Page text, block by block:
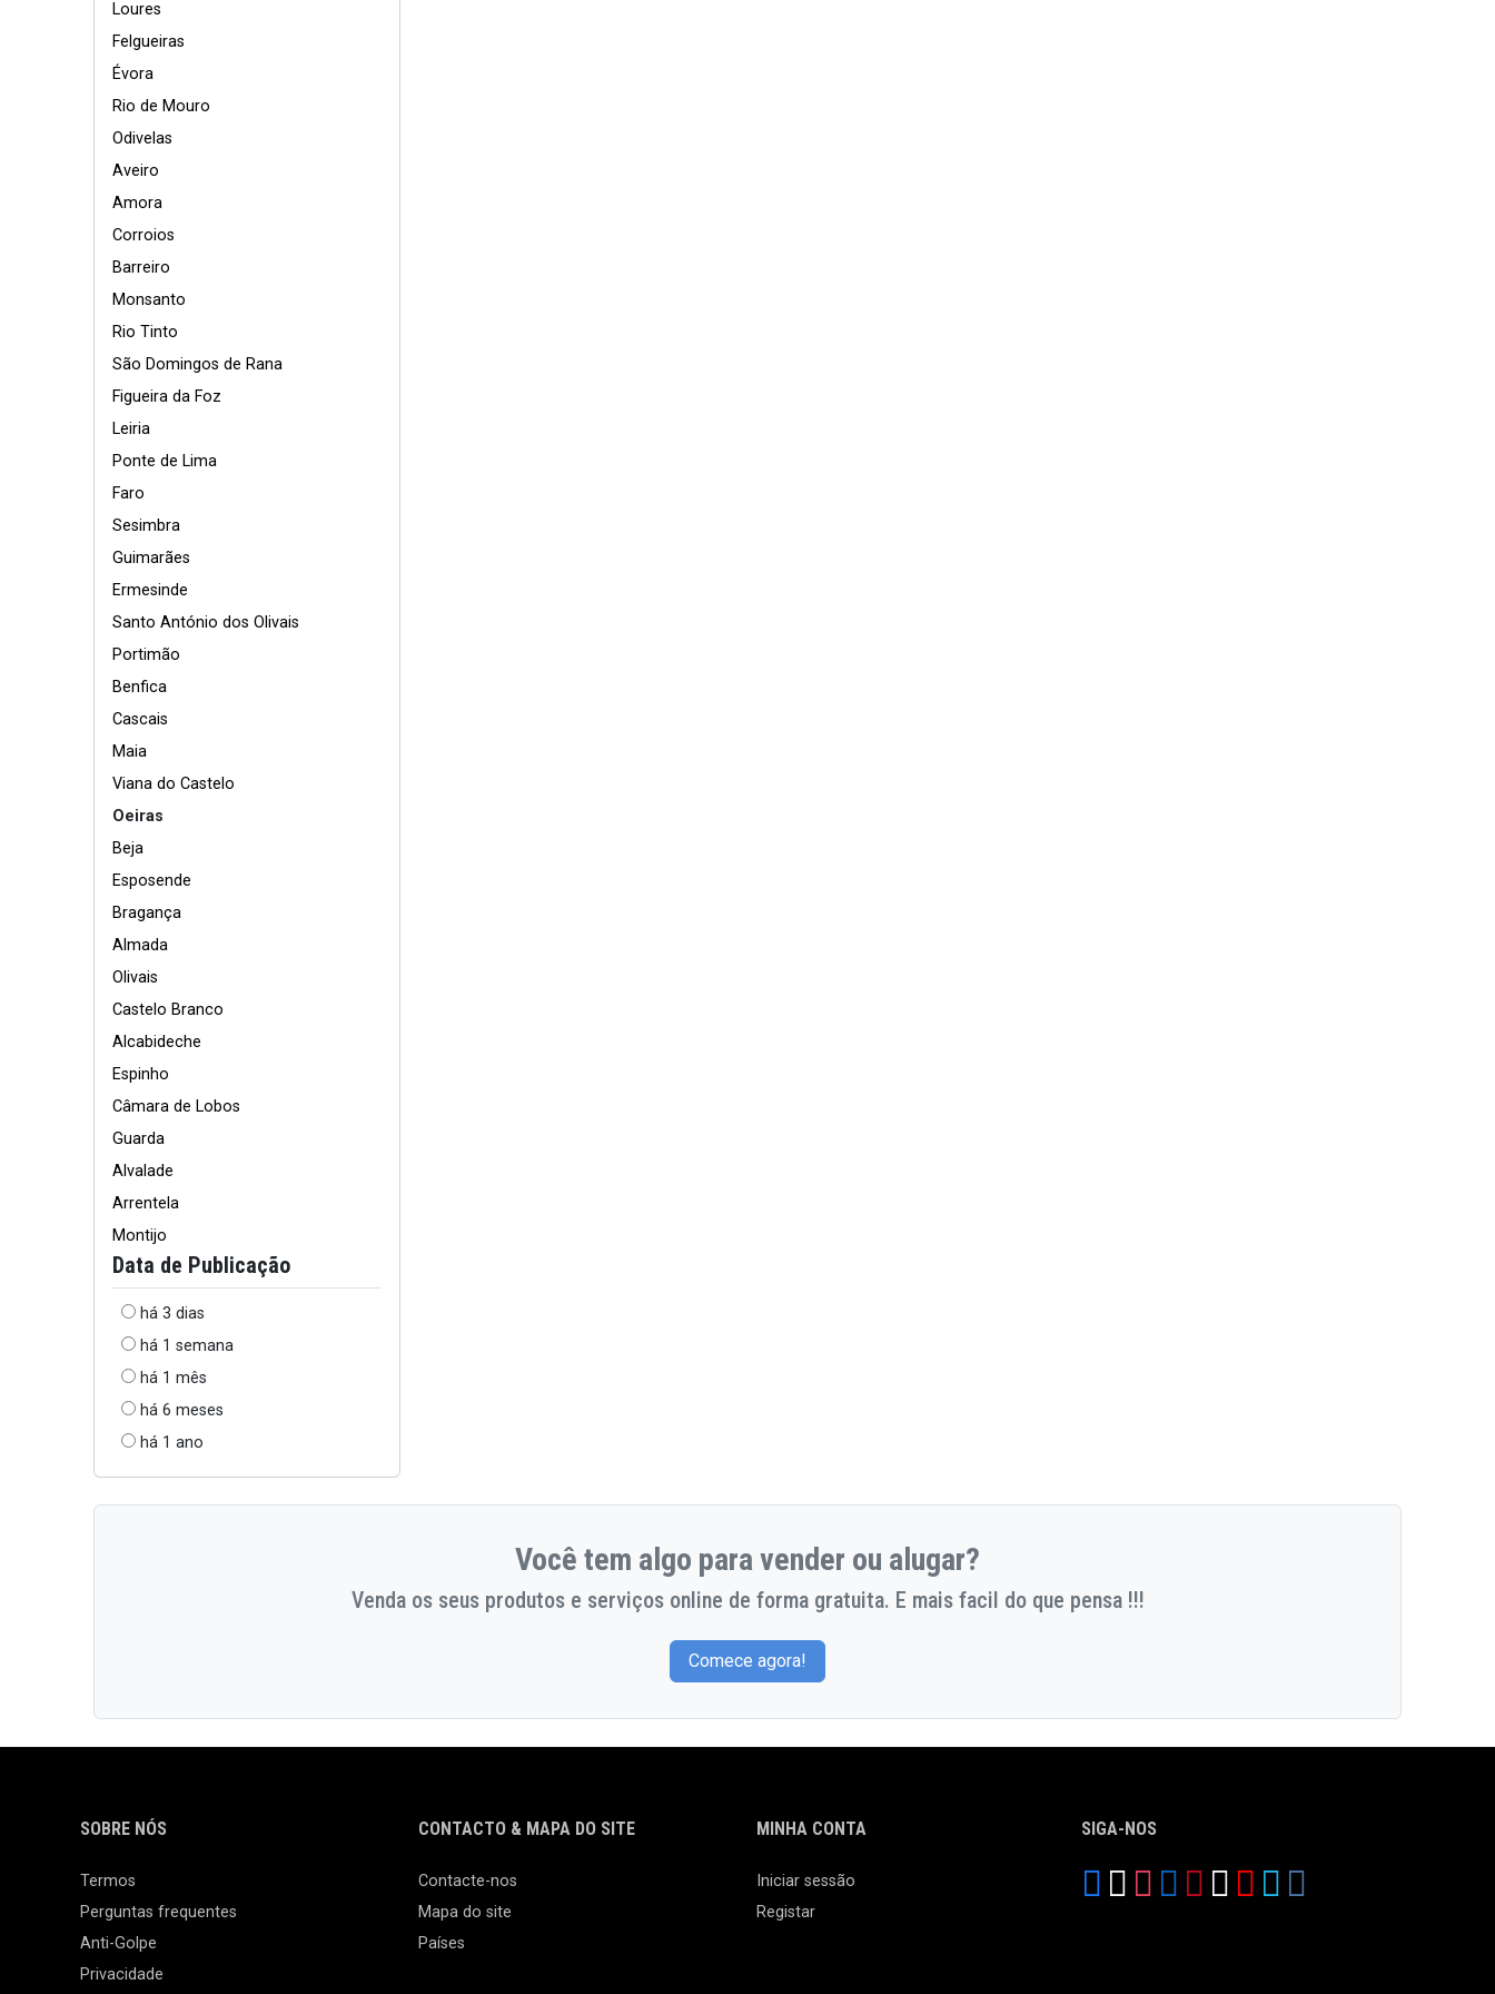
Loures
Felgueiras
Évora
Rio de Mouro
Odivelas
Aveiro
Amora
Corroios
Barreiro
Monsanto
Rio Tinto
São Domingos de Rana
Figueira da Foz
Leiria
Ponte de Lima
Faro
Sesimbra
Guimarães
Ermesinde
Santo António dos Olivais
Portimão
Benfica
Cascais
Maia
Viana do Castelo
Oeiras
Beja
Esposende
Bragança
Almada
Olivais
Castelo Branco
Alcabideche
Espinho
Câmara de Lobos
Guarda
Alvalade
Arrentela
Montijo
Data de Publicação
há 3 dias
há 1 semana
há 1 mês
há 6 meses
há 1 ano
Você tem algo para vender ou alugar?
Venda os seus produtos e serviços online de forma gratuita. E mais facil do que pensa !!!
Comece agora!
SOBRE NÓS
Termos
Perguntas frequentes
Anti-Golpe
Privacidade
CONTACTO & MAPA DO SITE
Contacte-nos
Mapa do site
Países
MINHA CONTA
Iniciar sessão
Registar
SIGA-NOS